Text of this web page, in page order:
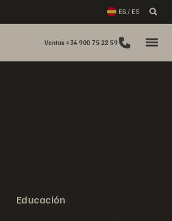
ES / ES
Ventas +34 900 75 22 59
Educación